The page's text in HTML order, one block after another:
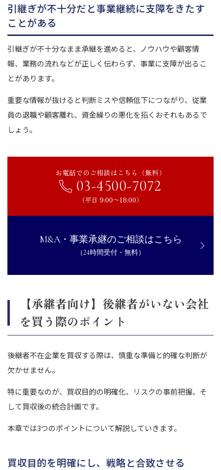
引継ぎが不十分だと事業継続に支障をきたす
ことがある
引継ぎが不十分なまま承継を進めると、ノウハウや顧客情
報、業務の流れなどが正しく伝わらず、事業に支障が出るこ
とがあります。
重要な情報が抜けると判断ミスや信頼低下につながり、従業
員の退職や顧客離れ、資金繰りの悪化を招くおそれもあるで
しょう。
お電話でのご相談はこちら（無料）
03-4500-7072
（平日 9:00〜18:00）
M&A・事業承継のご相談はこちら
（24時間受付・無料）
【承継者向け】後継者がいない会社
を買う際のポイント
後継者不在企業を買収する際は、慎重な準備と的確な判断が
欠かせません。
特に重要なのが、買収目的の明確化、リスクの事前把握、そ
して買収後の統合計画です。
本章では3つのポイントについて解説していきます。
買収目的を明確にし、戦略と合致させる